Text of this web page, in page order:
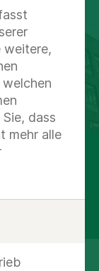
Hilfe
weitere,
dass
mehr alle